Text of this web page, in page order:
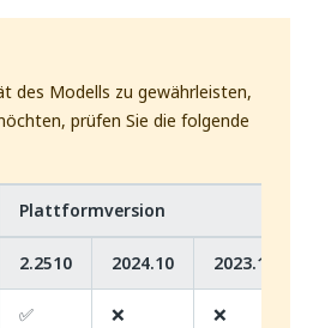
des Modells zu gewährleisten,
prüfen Sie die folgende
Plattformversion
2.2510 2024.10 2023.10
✅ ❌ ❌